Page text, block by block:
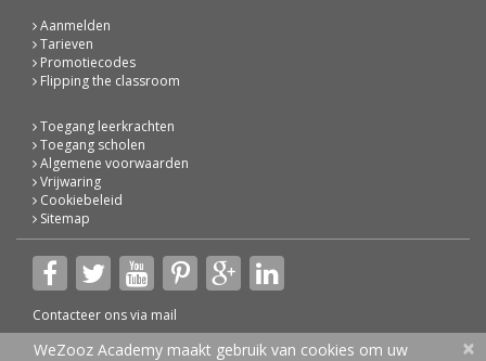
Aanmelden
Tarieven
Promotiecodes
Flipping the classroom
Toegang leerkrachten
Toegang scholen
Algemene voorwaarden
Vrijwaring
Cookiebeleid
Sitemap
Contacteer ons via mail
© 2026 WeZooz Academy
×
WeZooz Academy maakt gebruik van cookies om uw